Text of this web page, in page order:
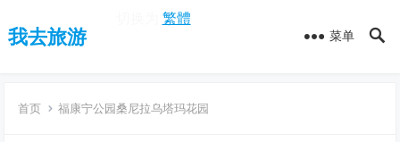
繁體
我去旅游 菜单
首页 福康宁公园桑尼拉乌塔玛花园